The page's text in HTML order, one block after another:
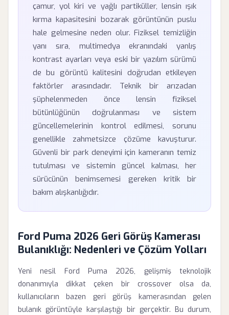
çamur, yol kiri ve yağlı partiküller, lensin ışık
kırma kapasitesini bozarak görüntünün puslu
hale gelmesine neden olur. Fiziksel temizliğin
yanı sıra, multimedya ekranındaki yanlış
kontrast ayarları veya eski bir yazılım sürümü
de bu görüntü kalitesini doğrudan etkileyen
faktörler arasındadır. Teknik bir arızadan
şüphelenmeden önce lensin fiziksel
bütünlüğünün doğrulanması ve sistem
güncellemelerinin kontrol edilmesi, sorunu
genellikle zahmetsizce çözüme kavuşturur.
Güvenli bir park deneyimi için kameranın temiz
tutulması ve sistemin güncel kalması, her
sürücünün benimsemesi gereken kritik bir
bakım alışkanlığıdır.
Ford Puma 2026 Geri Görüş Kamerası
Bulanıklığı: Nedenleri ve Çözüm Yolları
Yeni nesil Ford Puma 2026, gelişmiş teknolojik
donanımıyla dikkat çeken bir crossover olsa da,
kullanıcıların bazen geri görüş kamerasından gelen
bulanık görüntüyle karşılaştığı bir gerçektir. Bu durum,